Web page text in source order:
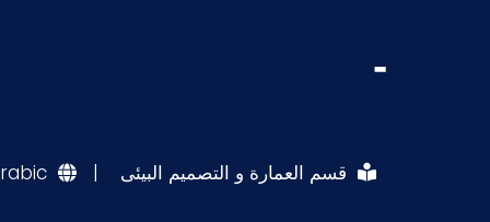
-
قسم العمارة و التصميم البيئى |